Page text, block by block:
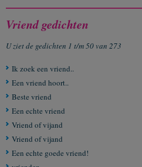
Vriend gedichten
U ziet de gedichten 1 t/m 50 van 273
Ik zoek een vriend..
Een vriend hoort..
Beste vriend
Een echte vriend
Vriend of vijand
Vriend of vijand
Een echte goede vriend!